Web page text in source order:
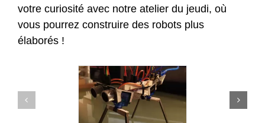
votre curiosité avec notre atelier du jeudi, où
vous pourrez construire des robots plus
élaborés !